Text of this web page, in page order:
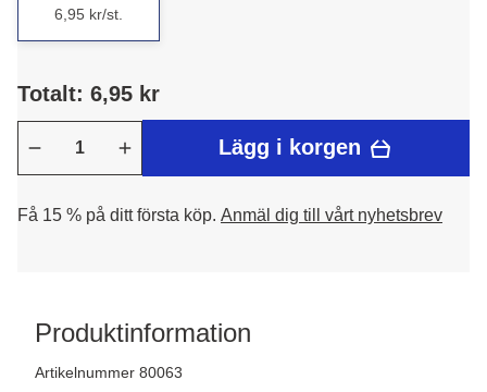
6,95 kr/st.
Totalt: 6,95 kr
Lägg i korgen
Få 15 % på ditt första köp. Anmäl dig till vårt nyhetsbrev
Produktinformation
Artikelnummer 80063